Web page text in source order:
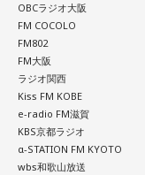
OBCラジオ大阪
FM COCOLO
FM802
FM大阪
ラジオ関西
Kiss FM KOBE
e-radio FM滋賀
KBS京都ラジオ
α-STATION FM KYOTO
wbs和歌山放送